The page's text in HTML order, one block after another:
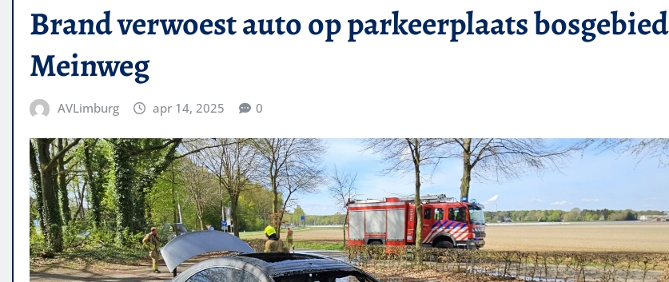
Brand verwoest auto op parkeerplaats bosgebied
Meinweg
AVLimburg apr 14, 2025 0